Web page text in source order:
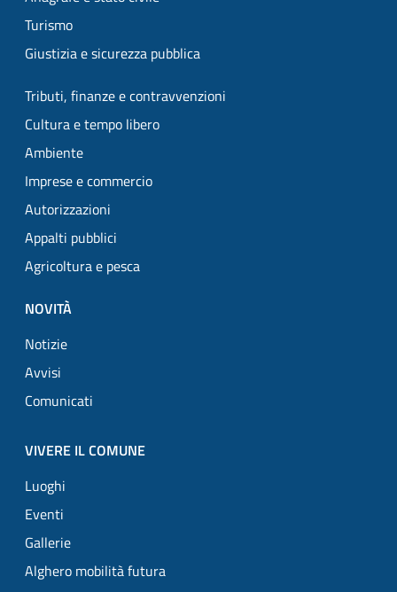
Turismo
Giustizia e sicurezza pubblica
Tributi, finanze e contravvenzioni
Cultura e tempo libero
Ambiente
Imprese e commercio
Autorizzazioni
Appalti pubblici
Agricoltura e pesca
NOVITÀ
Notizie
Avvisi
Comunicati
VIVERE IL COMUNE
Luoghi
Eventi
Gallerie
Alghero mobilità futura